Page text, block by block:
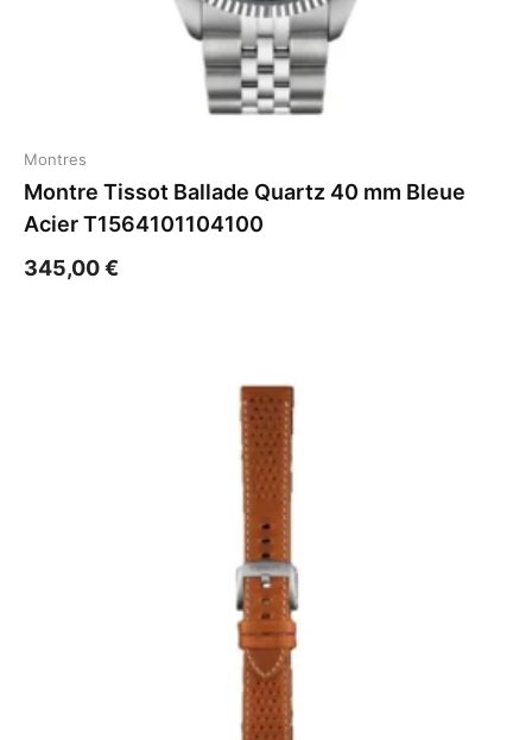
Montres
Montre Tissot Ballade Quartz 40 mm Bleue
Acier T1564101104100
345,00€